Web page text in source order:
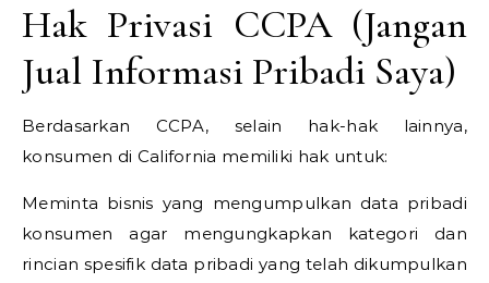
Hak Privasi CCPA (Jangan
Jual Informasi Pribadi Saya)
Berdasarkan CCPA, selain hak-hak lainnya,
konsumen di California memiliki hak untuk:
Meminta bisnis yang mengumpulkan data pribadi
konsumen agar mengungkapkan kategori dan
rincian spesifik data pribadi yang telah dikumpulkan